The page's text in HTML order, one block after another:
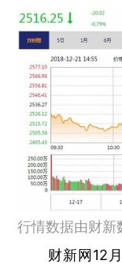
行情数据由财新
财新网12